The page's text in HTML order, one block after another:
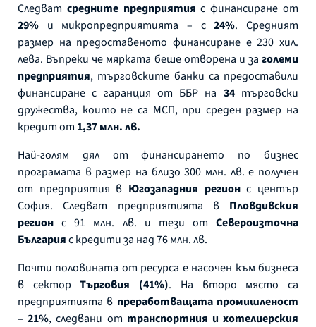
Следват средните предприятия с финансиране от
29% и микропредприятията – с24%. Средният
размер на предоставеното финансиране е 230 хил.
лева. Въпреки че мярката беше отворена и за големи
предприятия, търговските банки са предоставили
финансиране с гаранция от ББР на 34търговски
дружества, които не са МСП, при среден размер на
кредит от 1,37 млн. лв.
Най-голям дял от финансирането по бизнес
програмата в размер на близо 300 млн. лв. е получен
от предприятия в Югозападния регионс център
София. Следват предприятията в Пловдивския
регион с 91 млн. лв. и тези от Североизточна
Българияс кредити за над 76 млн. лв.
Почти половината от ресурса е насочен към бизнеса
в секторТърговия (41%). На второ място са
предприятията в преработващата промишленост
– 21%, следвани от транспортния и хотелиерския